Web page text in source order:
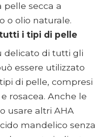
secca a
o olio naturale.
i tipi di pelle
delicato di tutti gli
essere utilizzato
di pelle, compresi
rosacea. Anche le
usare altri AHA
mandelico senza